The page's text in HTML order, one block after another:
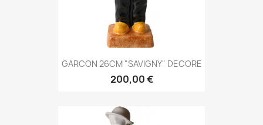
GARCON 26CM "SAVIGNY" DECORE
200,00 €